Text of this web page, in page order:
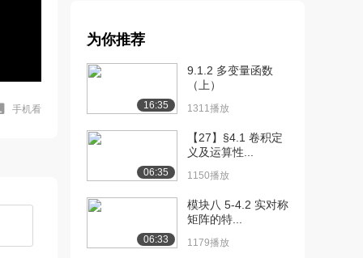
手机看
[8] 二维旋度的补充说明
1.2万播放
[9] 用向量描述三维旋转 06:13
2.2万播放
[11] 三维旋度的直观理解2
[12] 三维旋度的公式1
为你推荐
16:35
9.1.2 多变量函数
（上）
1311播放
06:35
【27】§4.1 卷积定
义及运算性...
1150播放
06:33
模块八 5-4.2 实对称
矩阵的特...
1179播放